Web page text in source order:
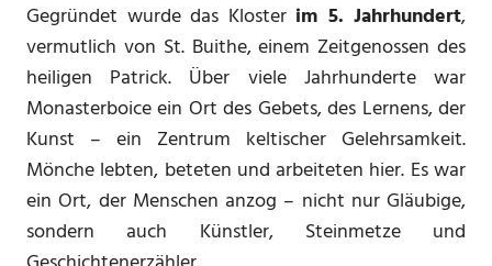
Gegründet wurde das Kloster im 5. Jahrhundert,
vermutlich von St. Buithe, einem Zeitgenossen des
heiligen Patrick. Über viele Jahrhunderte war
Monasterboice ein Ort des Gebets, des Lernens, der
Kunst – ein Zentrum keltischer Gelehrsamkeit.
Mönche lebten, beteten und arbeiteten hier. Es war
ein Ort, der Menschen anzog – nicht nur Gläubige,
sondern auch Künstler, Steinmetze und